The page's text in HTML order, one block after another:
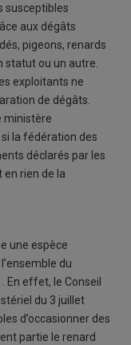
susceptibles
aux dégâts
pigeons, renards
statut ou un autre.
exploitants ne
de dégâts.
ministère
si la fédération des
déclarés par les
en rien de la
une espèce
du
En effet, le Conseil
du 3 juillet
d’occasionner des
partie le renard